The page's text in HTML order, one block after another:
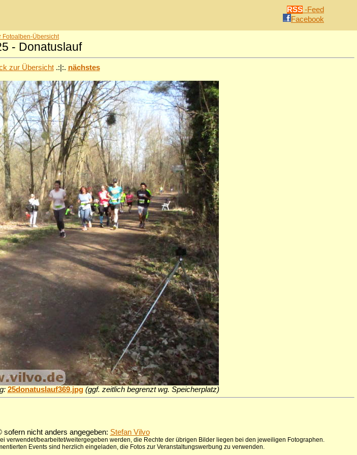
RSS -Feed
Facebook
Fotoalben-Übersicht
- Donatuslauf
zur Übersicht.:|:. nächstes
25donatuslauf369.jpg (ggf. zeitlich begrenzt wg. Speicherplatz)
sofern nicht anders angegeben: Stefan Vilvo
verwendet/bearbeitet/weitergegeben werden, die Rechte der übrigen Bilder liegen bei den jeweiligen Fotographen.
Events sind herzlich eingeladen, die Fotos zur Veranstaltungswerbung zu verwenden.